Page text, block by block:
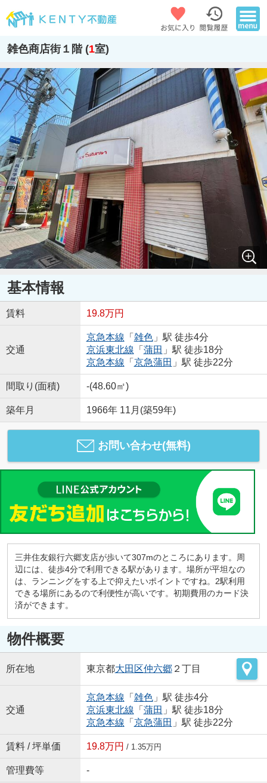
雑色商店街１階 (1室)
基本情報
賃料 19.8万円
交通
京急本線 「 雑色」駅 徒歩4分
京浜東北線 「 蒲田 」駅 徒歩18分
京急本線 「 京急蒲田 」駅 徒歩22分
間取り(面積) -(48.60㎡)
築年月 1966年 11月(築59年)
お問い合わせ(無料)
三井住友銀行六郷支店が歩いて307mのところにあります。周
辺には、徒歩4分で利用できる駅があります。場所が平坦なの
は、ランニングをする上で抑えたいポイントですね。2駅利用
できる場所にあるので利便性が高いです。初期費用のカード決
済ができます。
物件概要
所在地 東京都大田区仲六郷２丁目
交通
京急本線 「 雑色」駅 徒歩4分
京浜東北線 「 蒲田 」駅 徒歩18分
京急本線 「 京急蒲田 」駅 徒歩22分
賃料 / 坪単価 19.8万円 / 1.35万円
管理費等 -